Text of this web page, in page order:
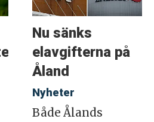
Nu sänks
elavgifterna på
Åland
Nyheter
Både Ålands